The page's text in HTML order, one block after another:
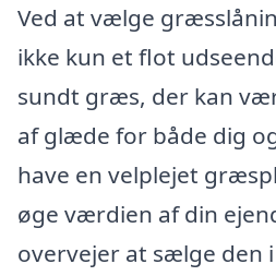
Ved at vælge
ikke kun et flot
sundt græs, der kan
af glæde for både dig
have en velplejet
øge værdien af din
overvejer at sælge den